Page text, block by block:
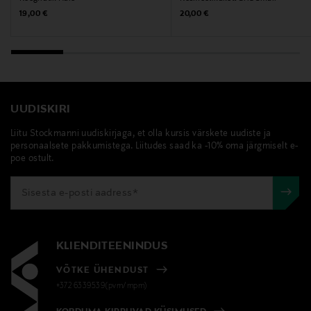
Original Price
19,00 €
Original Price
20,00 €
UUDISKIRI
Liitu Stockmanni uudiskirjaga, et olla kursis värskete uudiste ja
personaalsete pakkumistega. Liitudes saad ka -10% oma järgmiselt e-
poe ostult.
KLIENDITEENINDUS
VÕTKE ÜHENDUST
+372 6339539(pvm/mpm)